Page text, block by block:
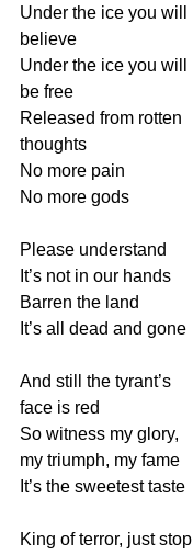
Under the ice you will
believe
Under the ice you will
be free
Released from rotten
thoughts
No more pain
No more gods
Please understand
It’s not in our hands
Barren the land
It’s all dead and gone
And still the tyrant’s
face is red
So witness my glory,
my triumph, my fame
It’s the sweetest taste
King of terror, just stop